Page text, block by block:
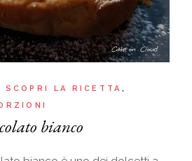
SCOPRI LA RICETTA
bianco